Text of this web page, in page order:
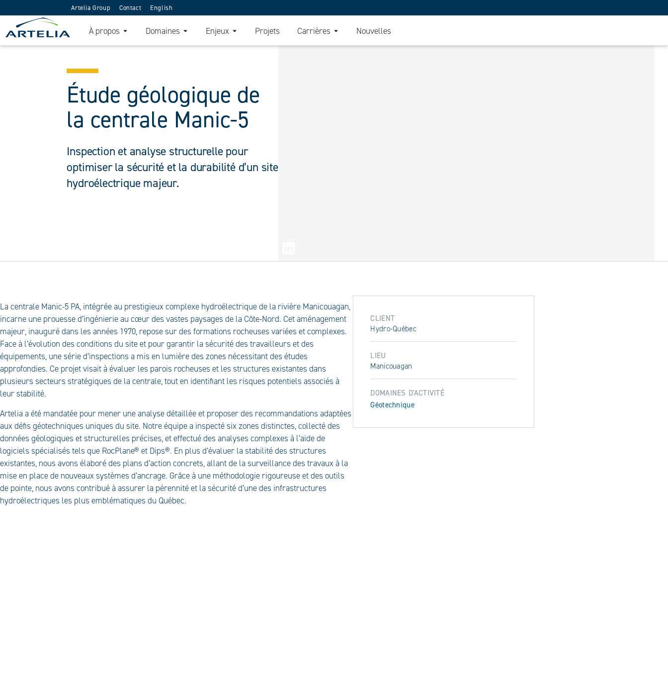
Artelia Group Contact English
À propos Domaines Enjeux Projets Carrières Nouvelles
Étude géologique de
la centrale Manic-5
Inspection et analyse structurelle pour
optimiser la sécurité et la durabilité d’un site
hydroélectrique majeur.
La centrale Manic-5 PA, intégrée au prestigieux complexe hydroélectrique de la rivière Manicouagan,
incarne une prouesse d’ingénierie au cœur des vastes paysages de la Côte-Nord. Cet aménagement
majeur, inauguré dans les années 1970, repose sur des formations rocheuses variées et complexes.
Face à l’évolution des conditions du site et pour garantir la sécurité des travailleurs et des
équipements, une série d’inspections a mis en lumière des zones nécessitant des études
approfondies. Ce projet visait à évaluer les parois rocheuses et les structures existantes dans
plusieurs secteurs stratégiques de la centrale, tout en identifiant les risques potentiels associés à
leur stabilité.
Artelia a été mandatée pour mener une analyse détaillée et proposer des recommandations adaptées
aux défis géotechniques uniques du site. Notre équipe a inspecté six zones distinctes, collecté des
données géologiques et structurelles précises, et effectué des analyses complexes à l’aide de
logiciels spécialisés tels que RocPlane® et Dips®. En plus d’évaluer la stabilité des structures
existantes, nous avons élaboré des plans d’action concrets, allant de la surveillance des travaux à la
mise en place de nouveaux systèmes d’ancrage. Grâce à une méthodologie rigoureuse et des outils
de pointe, nous avons contribué à assurer la pérennité et la sécurité d’une des infrastructures
hydroélectriques les plus emblématiques du Québec.
CLIENT
Hydro-Québec
LIEU
Manicouagan
DOMAINES D'ACTIVITÉ
Géotechnique